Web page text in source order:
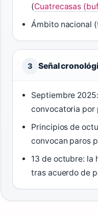
(Cuatrecasas
Ámbito nacional
3 Señal
Septiembre
convocatoria por
Principios de
convocan paros
13 de octubre: la
tras acuerdo de